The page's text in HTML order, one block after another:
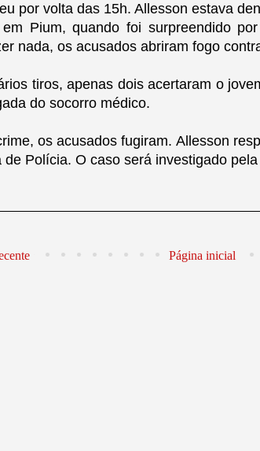
por volta das 15h. Allesson estava
Pium, quando foi surpreendido
nada, os acusados abriram fogo
tiros, apenas dois acertaram o
do socorro médico.
os acusados fugiram. Allesson
de Polícia. O caso será investigado
Página inicial